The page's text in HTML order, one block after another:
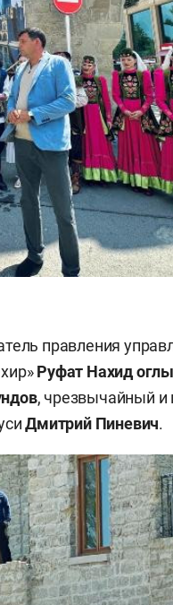
правления
Руфат Нахид
, чрезвычайный
Дмитрий Пиневич.